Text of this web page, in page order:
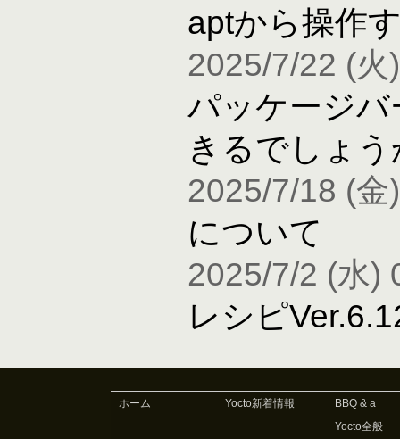
aptから操作
2025/7/22 (火
パッケージ
きるでしょう
2025/7/18 (金
について
2025/7/2 (水)
レシピ
ホーム Yocto新着情報
BBQ & a
Yocto全般